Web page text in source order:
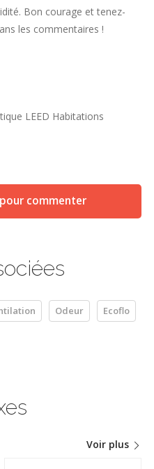
Bon courage et tenez-
les commentaires !
LEED Habitations
commenter
Odeur Ecoflo
Voir plus